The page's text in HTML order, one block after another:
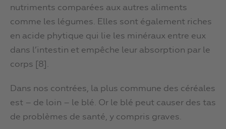
nutriments comparées aux autres aliments
comme les légumes. Elles sont également riches
en acide phytique qui lie les minéraux entre eux
dans l’intestin et empêche leur absorption par le
corps [8].
Dans nos contrées, la plus commune des céréales
est – de loin – le blé. Or le blé peut causer des tas
de problèmes de santé, y compris graves.